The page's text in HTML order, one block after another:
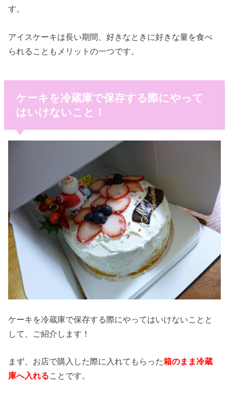
す。
アイスケーキは長い期間、好きなときに好きな量を食べ
られることもメリットの一つです。
ケーキを冷蔵庫で保存する際にやって
はいけないこと！
ケーキを冷蔵庫で保存する際にやってはいけないことと
して、ご紹介します！
まず、お店で購入した際に入れてもらった箱のまま冷蔵
庫へ入れることです。